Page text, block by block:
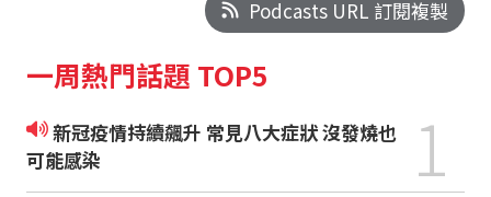
Podcasts URL 訂閱複製
一周熱門話題 TOP5
新冠疫情持續飆升 常見八大症狀 沒發燒也
可能感染
1